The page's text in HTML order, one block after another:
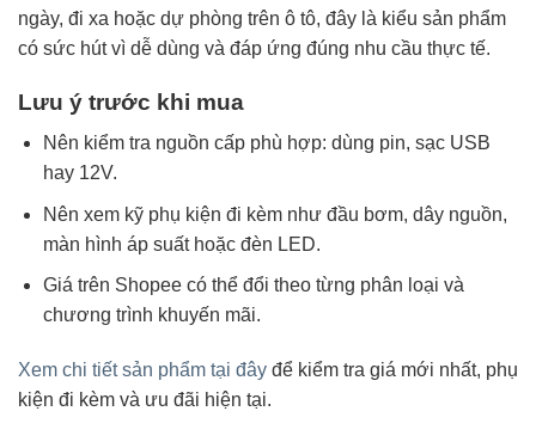
ngày, đi xa hoặc dự phòng trên ô tô, đây là kiểu sản phẩm
có sức hút vì dễ dùng và đáp ứng đúng nhu cầu thực tế.
Lưu ý trước khi mua
Nên kiểm tra nguồn cấp phù hợp: dùng pin, sạc USB
hay 12V.
Nên xem kỹ phụ kiện đi kèm như đầu bơm, dây nguồn,
màn hình áp suất hoặc đèn LED.
Giá trên Shopee có thể đổi theo từng phân loại và
chương trình khuyến mãi.
Xem chi tiết sản phẩm tại đây để kiểm tra giá mới nhất, phụ
kiện đi kèm và ưu đãi hiện tại.